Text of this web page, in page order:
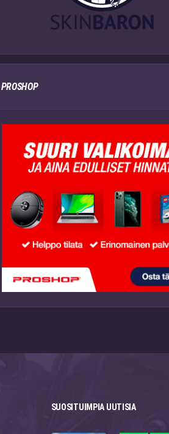
PROSHOP
SUOSITUIMPIA UUTISIA